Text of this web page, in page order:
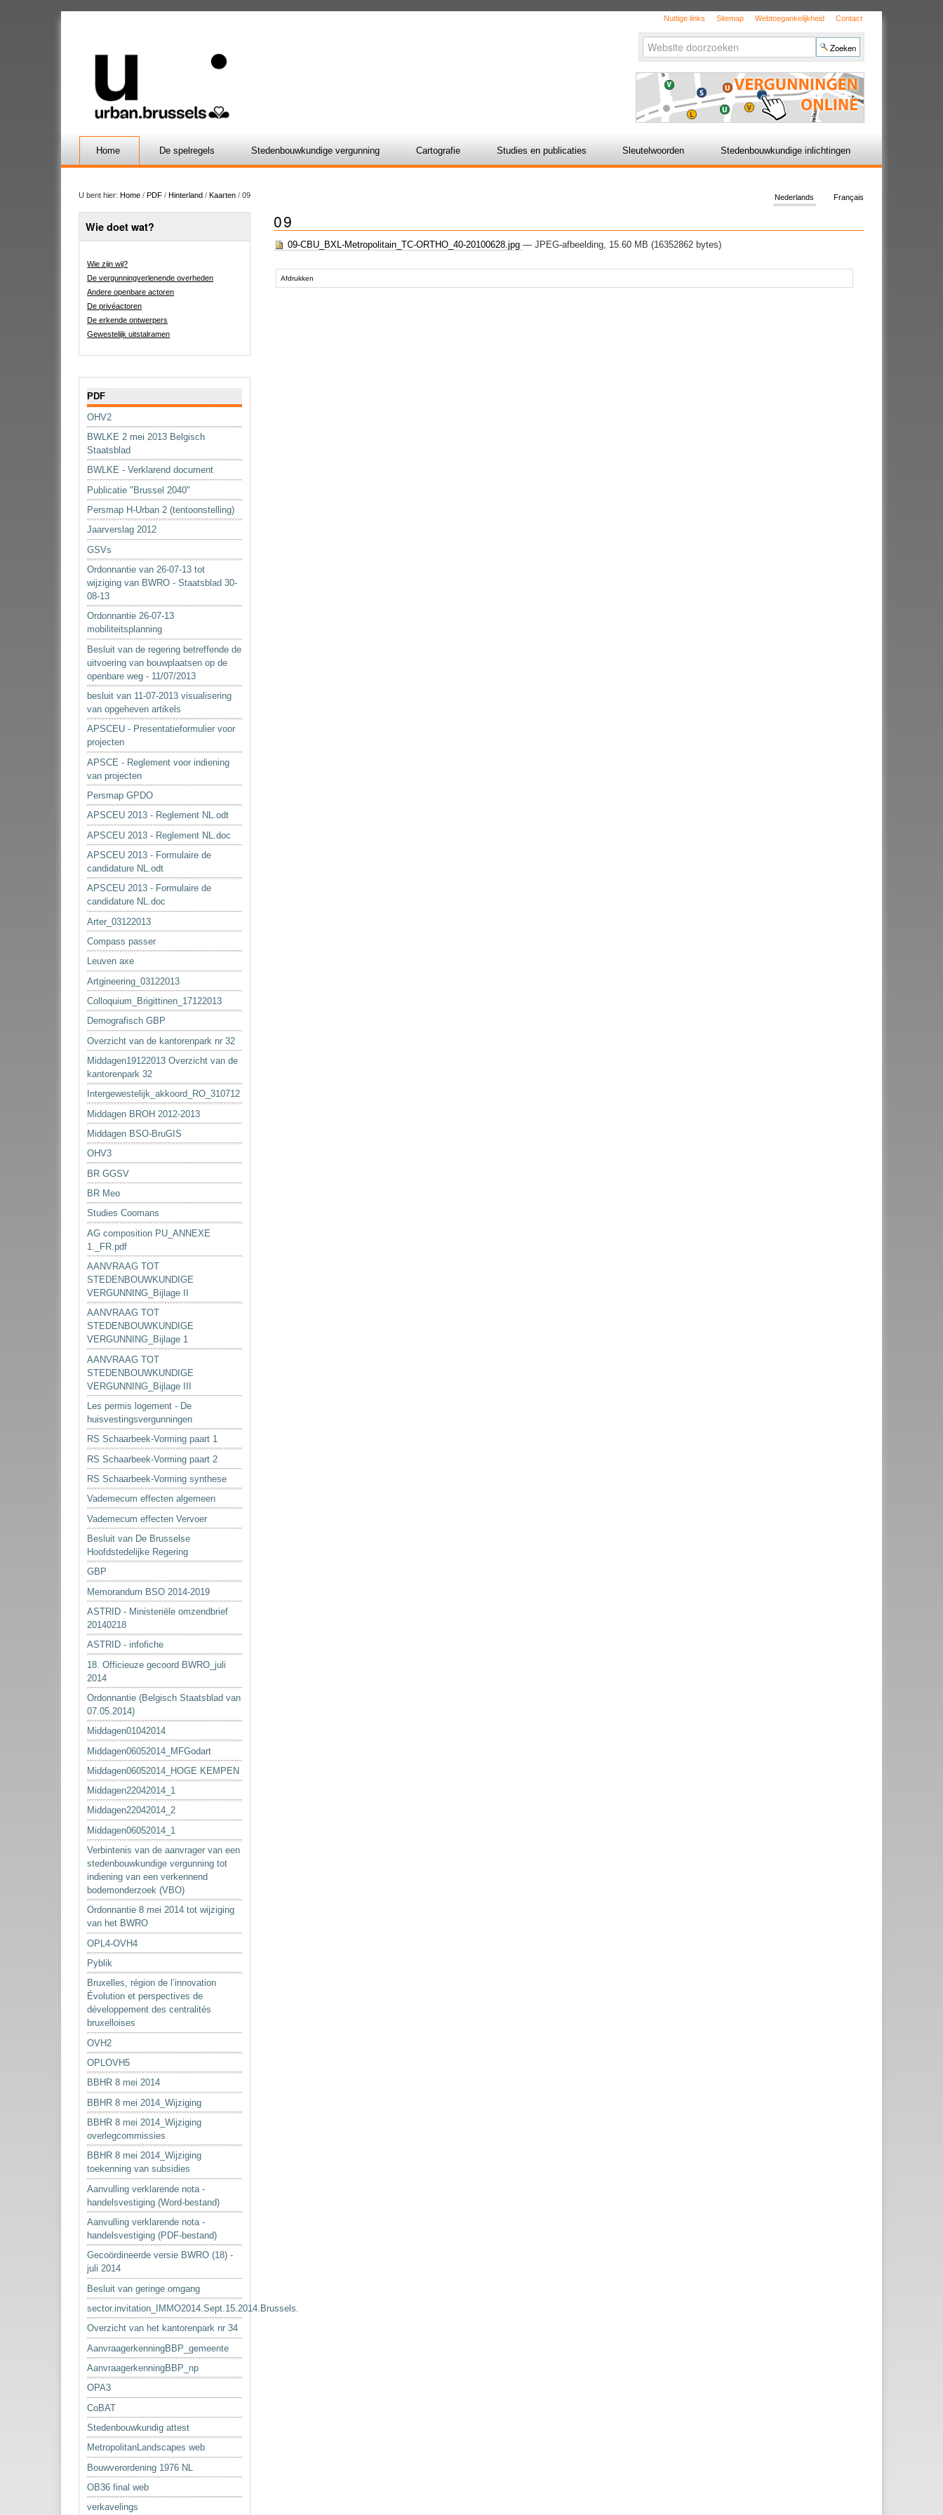
Nuttige links Sitemap Webtoegankelijkheid Contact
Zoek
zoeken...
Home De spelregels Stedenbouwkundige vergunning Cartografie Studies en publicaties Sleutelwoorden Stedenbouwkundige inlichtingen
U bent hier: Home / PDF / Hinterland / Kaarten / 09 Français
Nederlands
Wie doet wat?
Wie zijn wij?
De vergunningverlenende overheden
Andere openbare actoren
De privéactoren
De erkende ontwerpers
Gewestelijk uitstalramen
PDF
OHV2
BWLKE 2 mei 2013 Belgisch
Staatsblad
BWLKE - Verklarend document
Publicatie "Brussel 2040"
Persmap H-Urban 2 (tentoonstelling)
Jaarverslag 2012
GSVs
Ordonnantie van 26-07-13 tot
wijziging van BWRO - Staatsblad 30-
08-13
Ordonnantie 26-07-13
mobiliteitsplanning
Besluit van de regering betreffende de
uitvoering van bouwplaatsen op de
openbare weg - 11/07/2013
besluit van 11-07-2013 visualisering
van opgeheven artikels
APSCEU - Presentatieformulier voor
projecten
APSCE - Reglement voor indiening
van projecten
Persmap GPDO
APSCEU 2013 - Reglement NL.odt
APSCEU 2013 - Reglement NL.doc
APSCEU 2013 - Formulaire de
candidature NL.odt
APSCEU 2013 - Formulaire de
candidature NL.doc
Arter_03122013
Compass passer
Leuven axe
Artgineering_03122013
Colloquium_Brigittinen_17122013
Demografisch GBP
Overzicht van de kantorenpark nr 32
Middagen19122013 Overzicht van de
kantorenpark 32
Intergewestelijk_akkoord_RO_310712
Middagen BROH 2012-2013
Middagen BSO-BruGIS
OHV3
BR GGSV
BR Meo
Studies Coomans
AG composition PU_ANNEXE
1._FR.pdf
AANVRAAG TOT
STEDENBOUWKUNDIGE
VERGUNNING_Bijlage II
AANVRAAG TOT
STEDENBOUWKUNDIGE
VERGUNNING_Bijlage 1
AANVRAAG TOT
STEDENBOUWKUNDIGE
VERGUNNING_Bijlage III
Les permis logement - De
huisvestingsvergunningen
RS Schaarbeek-Vorming paart 1
RS Schaarbeek-Vorming paart 2
RS Schaarbeek-Vorming synthese
Vademecum effecten algemeen
Vademecum effecten Vervoer
Besluit van De Brusselse
Hoofdstedelijke Regering
GBP
Memorandum BSO 2014-2019
ASTRID - Ministeriële omzendbrief
20140218
ASTRID - infofiche
18. Officieuze gecoord BWRO_juli
2014
Ordonnantie (Belgisch Staatsblad van
07.05.2014)
Middagen01042014
Middagen06052014_MFGodart
Middagen06052014_HOGE KEMPEN
Middagen22042014_1
Middagen22042014_2
Middagen06052014_1
Verbintenis van de aanvrager van een
stedenbouwkundige vergunning tot
indiening van een verkennend
bodemonderzoek (VBO)
Ordonnantie 8 mei 2014 tot wijziging
van het BWRO
OPL4-OVH4
Pyblik
Bruxelles, région de l’innovation
Évolution et perspectives de
développement des centralités
bruxelloises
OVH2
OPLOVH5
BBHR 8 mei 2014
BBHR 8 mei 2014_Wijziging
BBHR 8 mei 2014_Wijziging
overlegcommissies
BBHR 8 mei 2014_Wijziging
toekenning van subsidies
Aanvulling verklarende nota -
handelsvestiging (Word-bestand)
Aanvulling verklarende nota -
handelsvestiging (PDF-bestand)
Gecoördineerde versie BWRO (18) -
juli 2014
Besluit van geringe omgang
sector.invitation_IMMO2014.Sept.15.2014.Brussels.
Overzicht van het kantorenpark nr 34
AanvraagerkenningBBP_gemeente
AanvraagerkenningBBP_np
OPA3
CoBAT
Stedenbouwkundig attest
MetropolitanLandscapes web
Bouwverordening 1976 NL
OB36 final web
verkavelings
09
09-CBU_BXL-Metropolitain_TC-ORTHO_40-20100628.jpg— JPEG-afbeelding, 15.60 MB (16352862 bytes)
acties
Afdrukken